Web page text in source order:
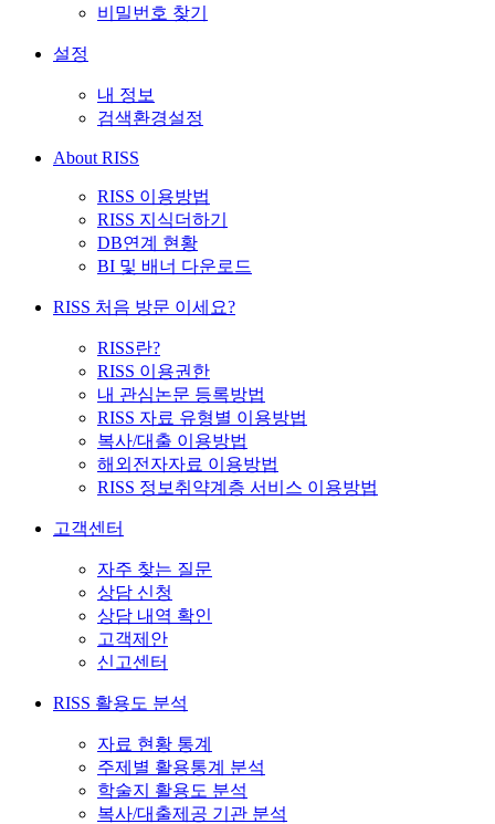
비밀번호 찾기
설정
내 정보
검색환경설정
About RISS
RISS 이용방법
RISS 지식더하기
DB연계 현황
BI 및 배너 다운로드
RISS 처음 방문 이세요?
RISS란?
RISS 이용권한
내 관심논문 등록방법
RISS 자료 유형별 이용방법
복사/대출 이용방법
해외전자자료 이용방법
RISS 정보취약계층 서비스 이용방법
고객센터
자주 찾는 질문
상담 신청
상담 내역 확인
고객제안
신고센터
RISS 활용도 분석
자료 현황 통계
주제별 활용통계 분석
학술지 활용도 분석
복사/대출제공 기관 분석